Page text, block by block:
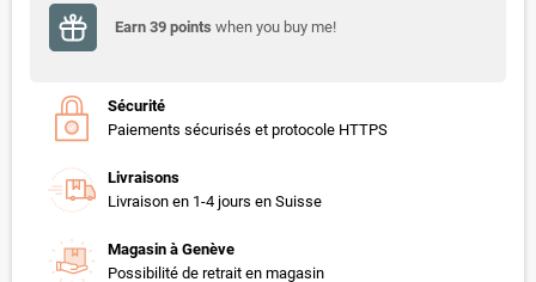
Earn 39 points when you buy me!
Sécurité
Paiements sécurisés et protocole HTTPS
Livraisons
Livraison en 1-4 jours en Suisse
Magasin à Genève
Possibilité de retrait en magasin